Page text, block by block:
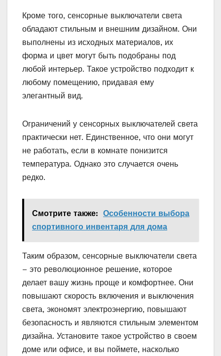
Кроме того, сенсорные выключатели света
обладают стильным и внешним дизайном. Они
выполнены из исходных материалов, их
форма и цвет могут быть подобраны под
любой интерьер. Такое устройство подходит к
любому помещению, придавая ему
элегантный вид.
Ограничений у сенсорных выключателей света
практически нет. Единственное, что они могут
не работать, если в комнате понизится
температура. Однако это случается очень
редко.
Смотрите также: Особенности выбора
спортивного инвентаря для дома
Таким образом, сенсорные выключатели света
– это революционное решение, которое
делает вашу жизнь проще и комфортнее. Они
повышают скорость включения и выключения
света, экономят электроэнергию, повышают
безопасность и являются стильным элементом
дизайна. Установите такое устройство в своем
доме или офисе, и вы поймете, насколько